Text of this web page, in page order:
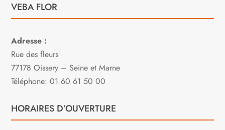
VEBA FLOR
Adresse :
Rue des fleurs
77178 Oissery – Seine et Marne
Téléphone: 01 60 61 50 00
HORAIRES D’OUVERTURE